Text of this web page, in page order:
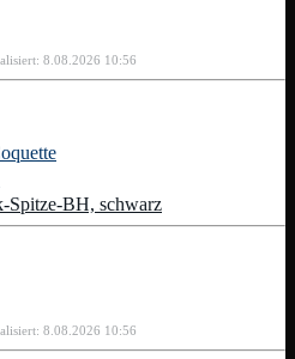
8.08.2026 10:56
Spitze-BH, schwarz
8.08.2026 10:56